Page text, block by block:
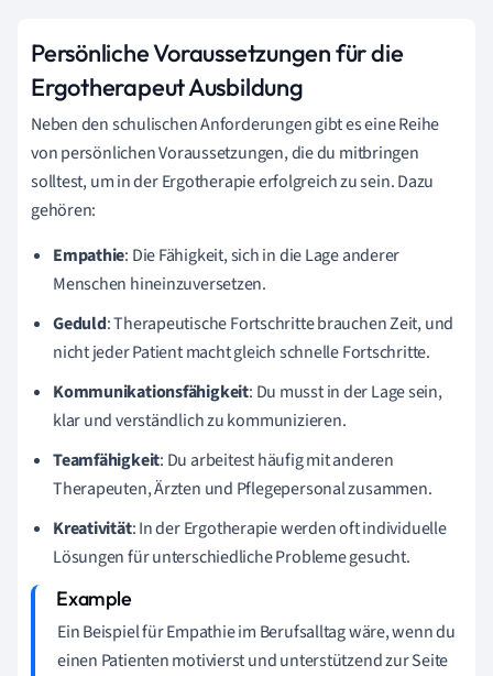
Persönliche Voraussetzungen für die
Ergotherapeut Ausbildung
Neben den schulischen Anforderungen gibt es eine Reihe
von persönlichen Voraussetzungen, die du mitbringen
solltest, um in der Ergotherapie erfolgreich zu sein. Dazu
gehören:
Empathie: Die Fähigkeit, sich in die Lage anderer
Menschen hineinzuversetzen.
Geduld: Therapeutische Fortschritte brauchen Zeit, und
nicht jeder Patient macht gleich schnelle Fortschritte.
Kommunikationsfähigkeit: Du musst in der Lage sein,
klar und verständlich zu kommunizieren.
Teamfähigkeit: Du arbeitest häufig mit anderen
Therapeuten, Ärzten und Pflegepersonal zusammen.
Kreativität: In der Ergotherapie werden oft individuelle
Lösungen für unterschiedliche Probleme gesucht.
Ein Beispiel für Empathie im Berufsalltag wäre, wenn du
einen Patienten motivierst und unterstützend zur Seite